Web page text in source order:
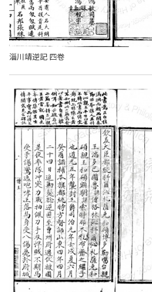
淄川靖逆記 四卷